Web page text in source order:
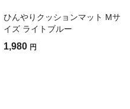
ひんやりクッションマット Mサ
イズ ライトブルー
1,980 円